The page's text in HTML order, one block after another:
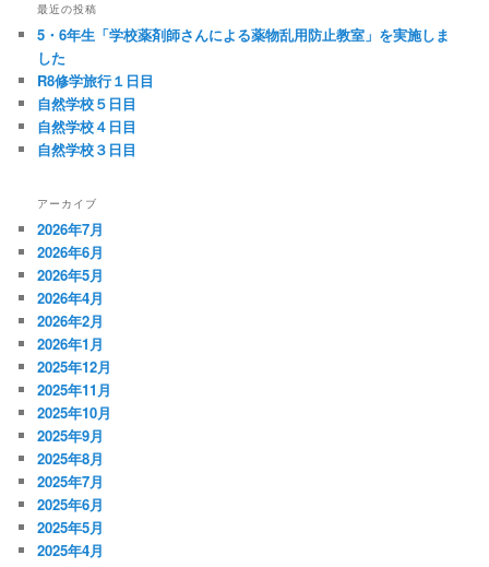
最近の投稿
5・6年生「学校薬剤師さんによる薬物乱用防止教室」を実施しま
した
R8修学旅行１日目
自然学校５日目
自然学校４日目
自然学校３日目
アーカイブ
2026年7月
2026年6月
2026年5月
2026年4月
2026年2月
2026年1月
2025年12月
2025年11月
2025年10月
2025年9月
2025年8月
2025年7月
2025年6月
2025年5月
2025年4月